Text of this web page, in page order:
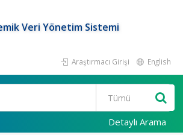
Veri Yönetim Sistemi
Araştırmacı Girişi English
Detaylı Arama